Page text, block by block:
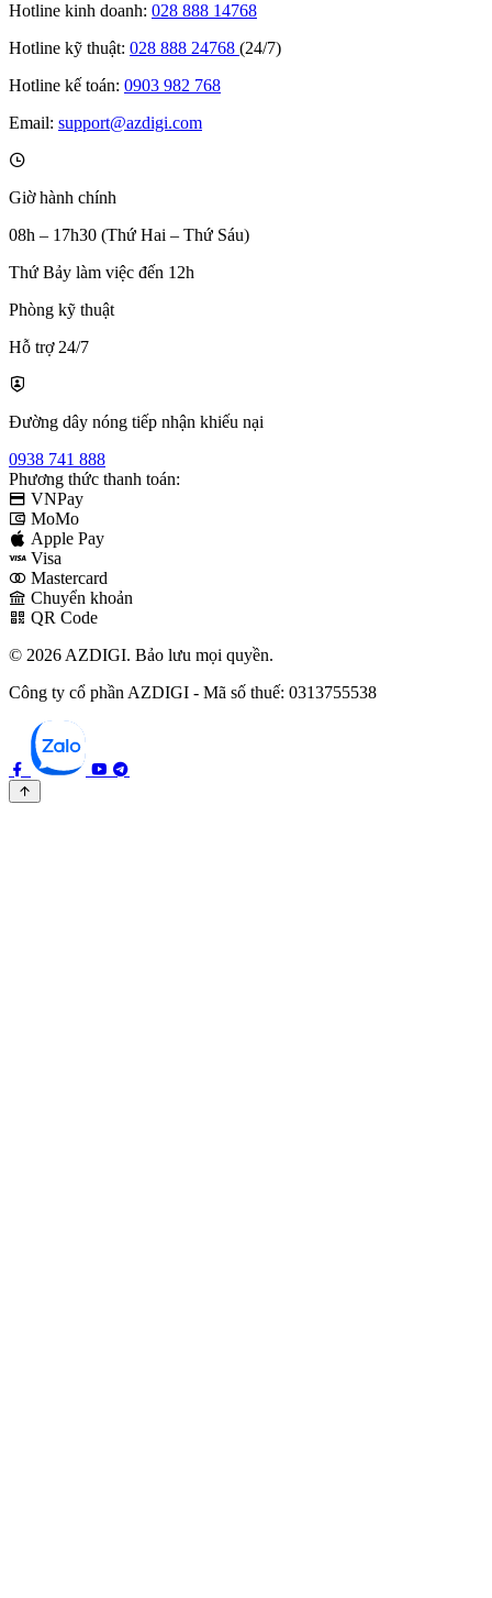
Hotline kinh doanh: 028 888 14768
Hotline kỹ thuật: 028 888 24768 (24/7)
Hotline kế toán: 0903 982 768
Email: support@azdigi.com
Giờ hành chính
08h – 17h30 (Thứ Hai – Thứ Sáu)
Thứ Bảy làm việc đến 12h
Phòng kỹ thuật
Hỗ trợ 24/7
Đường dây nóng tiếp nhận khiếu nại
0938 741 888
Phương thức thanh toán:
VNPay
MoMo
Apple Pay
Visa
Mastercard
Chuyển khoản
QR Code
© 2026 AZDIGI. Bảo lưu mọi quyền.
Công ty cổ phần AZDIGI - Mã số thuế: 0313755538